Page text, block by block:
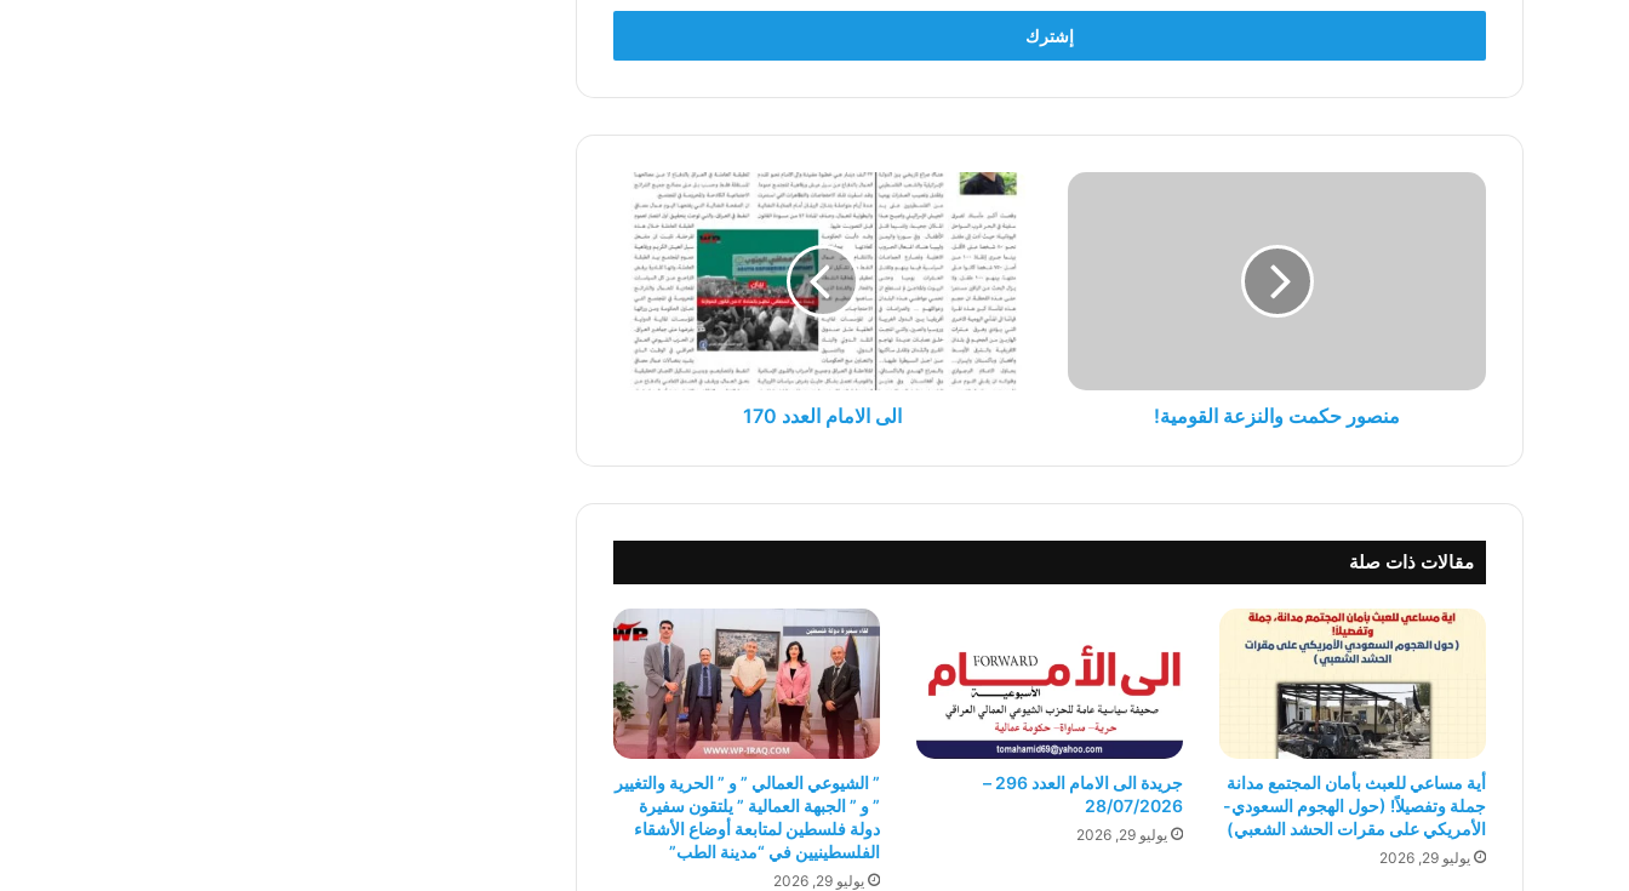
الإلكتروني
منصور
منصور حكمت والنزعة القومية!
الى
الامام
العدد
170
الى الامام العدد 170
مقالات ذات صلة
أية مساعي للعبث بأمان المجتمع مدانة
جملة وتفصيلاً! (حول الهجوم السعودي-
الأمريكي على مقرات الحشد الشعبي)
يوليو 29, 2026
جريدة الى الامام العدد 296 –
28/07/2026
يوليو 29, 2026
” الشيوعي العمالي ” و ” الحرية والتغيير
” و ” الجبهة العمالية ” يلتقون سفيرة
دولة فلسطين لمتابعة أوضاع الأشقاء
الفلسطينيين في “مدينة الطب”
يوليو 29, 2026